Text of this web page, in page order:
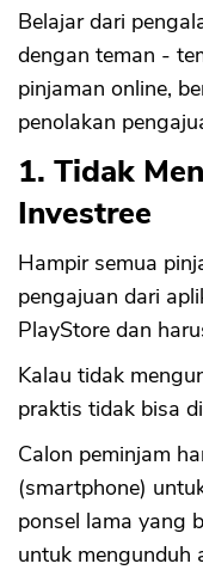
Belajar dari
dengan teman -
pinjaman online,
penolakan
1. Tidak
Investree
Hampir semua
pengajuan dari
PlayStore dan
Kalau tidak
praktis tidak bisa
Calon peminjam
(smartphone)
ponsel lama yang
untuk mengunduh